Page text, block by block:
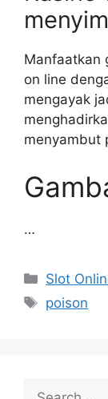
Manfaatkan
on line
mengayak
menyambut
…
Slot
Tags
poison
Search